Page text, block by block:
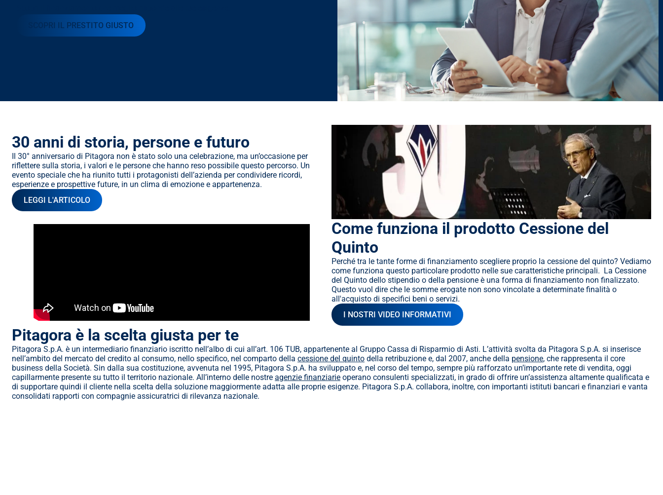
SCOPRI IL PRESTITO GIUSTO
30 anni di storia, persone e futuro
Il 30° anniversario di Pitagora non è stato solo una celebrazione, ma un’occasione per
riflettere sulla storia, i valori e le persone che hanno reso possibile questo percorso. Un
evento speciale che ha riunito tutti i protagonisti dell’azienda per condividere ricordi,
esperienze e prospettive future, in un clima di emozione e appartenenza.
LEGGI L'ARTICOLO
Come funziona il prodotto Cessione del
Quinto
Perché tra le tante forme di finanziamento scegliere proprio la cessione del quinto? Vediamo
come funziona questo particolare prodotto nelle sue caratteristiche principali.  La Cessione
del Quinto dello stipendio o della pensione è una forma di finanziamento non finalizzato.
Questo vuol dire che le somme erogate non sono vincolate a determinate finalità o
all'acquisto di specifici beni o servizi.
I NOSTRI VIDEO INFORMATIVI
Pitagora è la scelta giusta per te
Pitagora S.p.A. è un intermediario finanziario iscritto nell’albo di cui all’art. 106 TUB, appartenente al Gruppo Cassa di Risparmio di Asti. L’attività svolta da Pitagora S.p.A. si inserisce
nell’ambito del mercato del credito al consumo, nello specifico, nel comparto della cessione del quinto della retribuzione e, dal 2007, anche della pensione, che rappresenta il core
business della Società. Sin dalla sua costituzione, avvenuta nel 1995, Pitagora S.p.A. ha sviluppato e, nel corso del tempo, sempre più rafforzato un’importante rete di vendita, oggi
capillarmente presente su tutto il territorio nazionale. All’interno delle nostre agenzie finanziarie operano consulenti specializzati, in grado di offrire un’assistenza altamente qualificata e
di supportare quindi il cliente nella scelta della soluzione maggiormente adatta alle proprie esigenze. Pitagora S.p.A. collabora, inoltre, con importanti istituti bancari e finanziari e vanta
consolidati rapporti con compagnie assicuratrici di rilevanza nazionale.